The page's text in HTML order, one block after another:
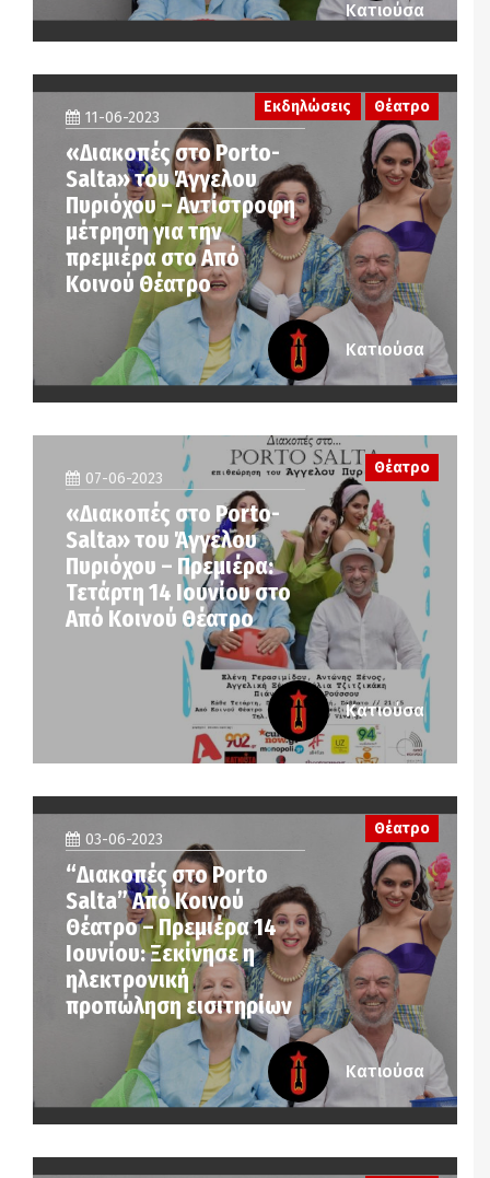
Κατιούσα
11-06-2023
«Διακοπές στο Porto-
Salta» του Άγγελου
Πυριόχου – Αντίστροφη
μέτρηση για την
πρεμιέρα στο Από
Κοινού Θέατρο
Εκδηλώσεις Θέατρο
Κατιούσα
07-06-2023
«Διακοπές στο Porto-
Salta» του Άγγελου
Πυριόχου – Πρεμιέρα:
Τετάρτη 14 Ιουνίου στο
Από Κοινού Θέατρο
Θέατρο
Κατιούσα
03-06-2023
“Διακοπές στο Porto
Salta” Από Κοινού
Θέατρο – Πρεμιέρα 14
Ιουνίου: Ξεκίνησε η
ηλεκτρονική
προπώληση εισιτηρίων
Θέατρο
Κατιούσα